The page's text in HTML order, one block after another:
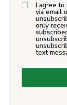
I agree
via email
only
text